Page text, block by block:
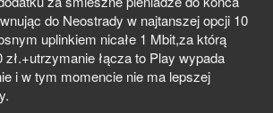
do Neostrady w najtanszej opcji 10
uplinkiem nicałe 1 Mbit,za którą
zł.+utrzymanie łącza to Play wypada
i w tym momencie nie ma lepszej